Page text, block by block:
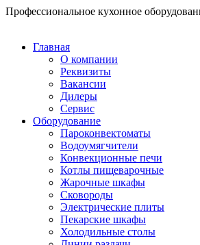
Перейти
Профессиональное кухонное
Главная
О компании
Реквизиты
Вакансии
Дилеры
Сервис
Оборудование
Пароконвектоматы
Водоумягчители
Конвекционные печи
Котлы пищеварочные
Жарочные шкафы
Сковороды
Электрические плиты
Пекарские шкафы
Холодильные столы